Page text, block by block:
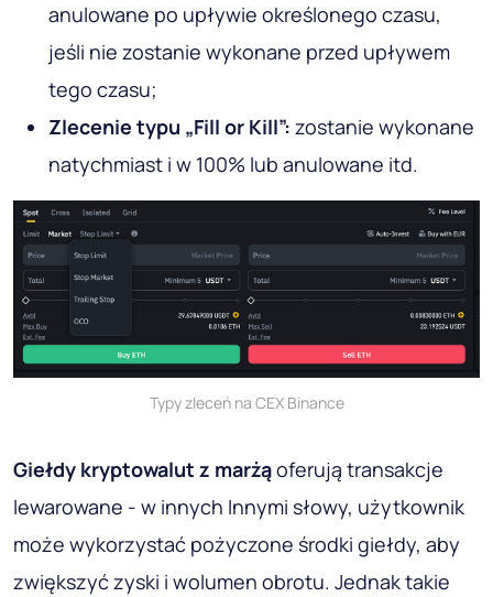
anulowane po upływie określonego czasu,
jeśli nie zostanie wykonane przed upływem
tego czasu;
Zlecenie typu „Fill or Kill”: zostanie wykonane
natychmiast i w 100% lub anulowane itd.
Typy zleceń na CEX Binance
Giełdy kryptowalut z marżąoferują transakcje
lewarowane - w innych Innymi słowy, użytkownik
może wykorzystać pożyczone środki giełdy, aby
zwiększyć zyski i wolumen obrotu. Jednak takie